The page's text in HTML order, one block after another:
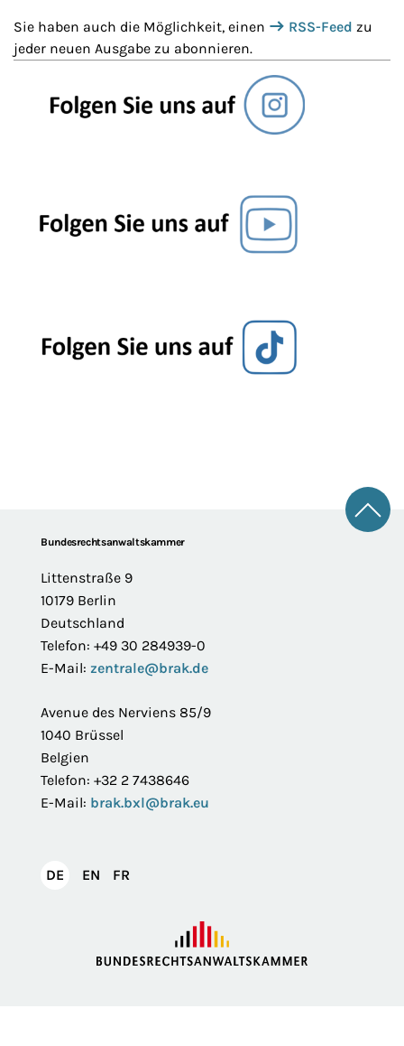
Sie haben auch die Möglichkeit, einen RSS-Feed zu
jeder neuen Ausgabe zu abonnieren.
FooterBundesrechtsanwaltskammer
Littenstraße 9
10179 Berlin
Deutschland
Telefon: +49 30 284939-0
E-Mail: zentrale@brak.de
Avenue des Nerviens 85/9
1040 Brüssel
Belgien
Telefon: +32 2 7438646
E-Mail: brak.bxl@brak.eu
DEDeutsch
EN English
FR